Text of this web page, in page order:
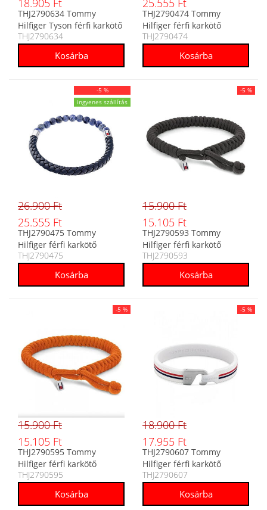
18.905 Ft
THJ2790634 Tommy
Hilfiger Tyson férfi karkötő
THJ2790634
25.555 Ft
THJ2790474 Tommy
Hilfiger férfi karkötő
THJ2790474
-5 %
ingyenes szállítás
26.900 Ft
25.555 Ft
THJ2790475 Tommy
Hilfiger férfi karkötő
THJ2790475
-5 %
15.900 Ft
15.105 Ft
THJ2790593 Tommy
Hilfiger férfi karkötő
THJ2790593
-5 %
15.900 Ft
15.105 Ft
THJ2790595 Tommy
Hilfiger férfi karkötő
THJ2790595
-5 %
18.900 Ft
17.955 Ft
THJ2790607 Tommy
Hilfiger férfi karkötő
THJ2790607